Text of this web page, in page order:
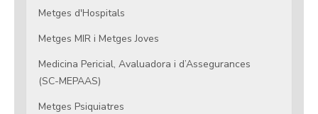
Metges d'Hospitals
Metges MIR i Metges Joves
Medicina Pericial, Avaluadora i d’Assegurances
(SC-MEPAAS)
Metges Psiquiatres